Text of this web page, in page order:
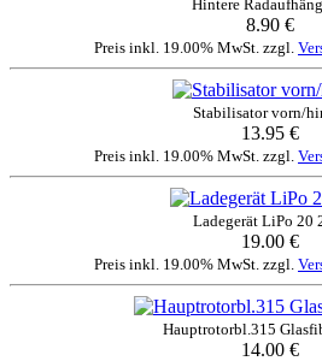
Hintere
8.90 €
Preis inkl. 19.00% MwSt. zzgl.
Stabilisator vorn/
13.95 €
Preis inkl. 19.00% MwSt. zzgl.
Ladegerät LiPo 20
19.00 €
Preis inkl. 19.00% MwSt. zzgl.
Hauptrotorbl.315
14.00 €